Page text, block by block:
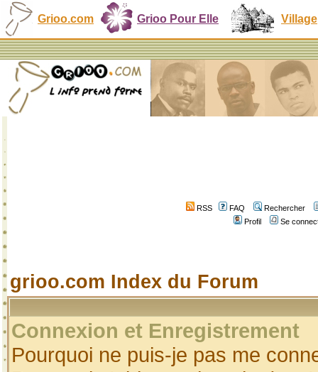
Grioo.com Grioo Pour Elle Village
RSS FAQ
Rechercher
Profil
Se
grioo.com Index du Forum
Connexion et Enregistrement
Pourquoi ne puis-je pas me